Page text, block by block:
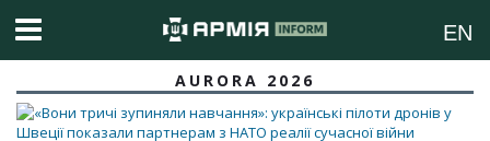
EN
AURORA 2026